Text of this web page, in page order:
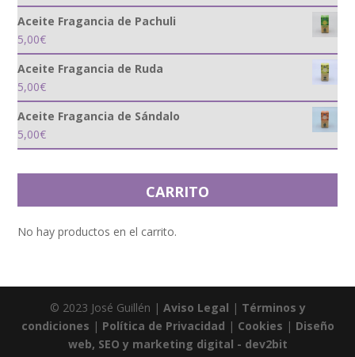
Aceite Fragancia de Pachuli
5,00€
Aceite Fragancia de Ruda
5,00€
Aceite Fragancia de Sándalo
5,00€
CARRITO
No hay productos en el carrito.
© 2023 José Guillén | Aviso Legal | Términos y
condiciones | Política de Privacidad | Cookies | Diseño
web, SEO y marketing digital - dev2bit